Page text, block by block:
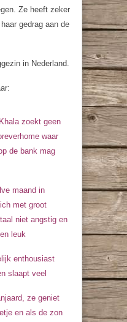
Ze heeft zeker
gedrag aan de
in Nederland.
zoekt geen
waar
de bank mag
maand in
met groot
niet angstig en
leuk
enthousiast
slaapt veel
ze geniet
en als de zon